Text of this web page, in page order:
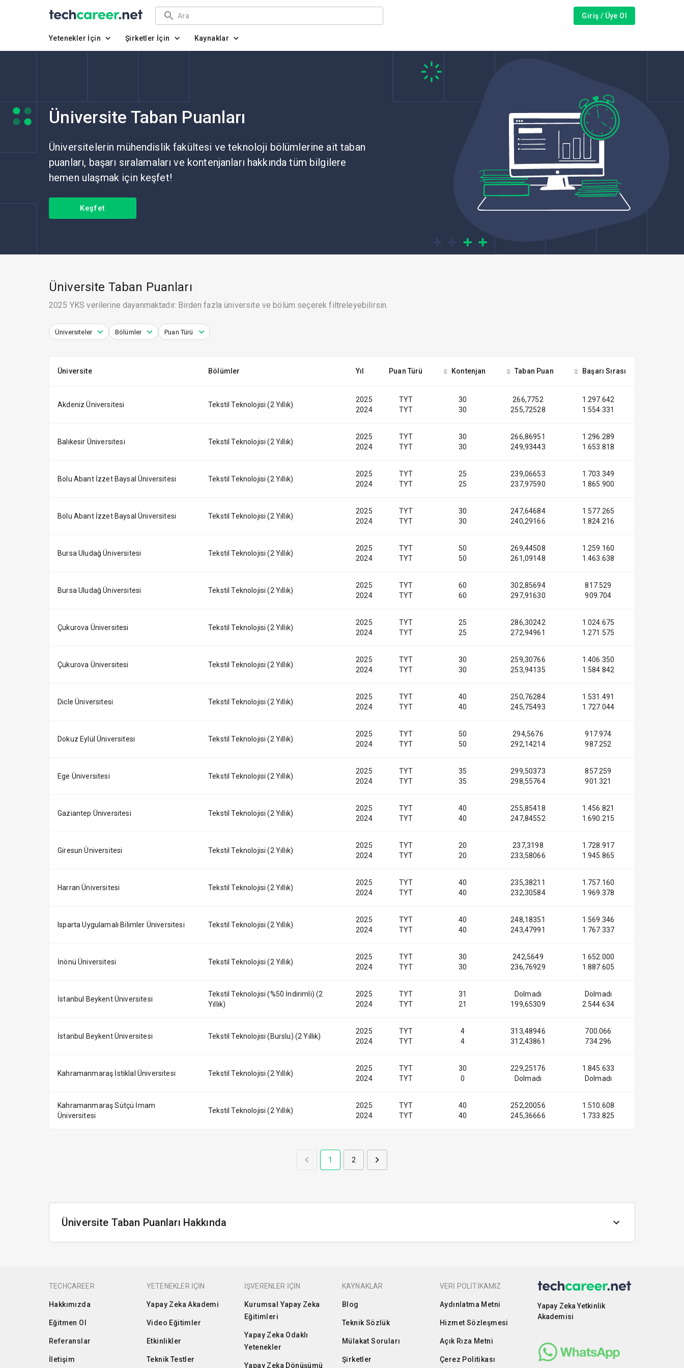
Giriş / Üye Ol
Yetenekler İçin Şirketler İçin Kaynaklar
Üniversite Taban Puanları
Üniversitelerin mühendislik fakültesi ve teknoloji bölümlerine ait taban
puanları, başarı sıralamaları ve kontenjanları hakkında tüm bilgilere
hemen ulaşmak için keşfet!
Keşfet
Üniversite Taban Puanları
2025 YKS verilerine dayanmaktadır. Birden fazla üniversite ve bölüm seçerek filtreleyebilirsin.
Üniversiteler Bölümler Puan Türü
Üniversite Bölümler Yıl Puan Türü Kontenjan Taban Puan Başarı Sırası
Akdeniz Üniversitesi Tekstil Teknolojisi (2 Yıllık)
2025
2024
TYT
TYT
30
30
266,7752
255,72528
1.297.642
1.554.331
Balıkesir Üniversitesi Tekstil Teknolojisi (2 Yıllık)
2025
2024
TYT
TYT
30
30
266,86951
249,93443
1.296.289
1.653.818
Bolu Abant İzzet Baysal Üniversitesi Tekstil Teknolojisi (2 Yıllık)
2025
2024
TYT
TYT
25
25
239,06653
237,97590
1.703.349
1.865.900
Bolu Abant İzzet Baysal Üniversitesi Tekstil Teknolojisi (2 Yıllık)
2025
2024
TYT
TYT
30
30
247,64684
240,29166
1.577.265
1.824.216
Bursa Uludağ Üniversitesi Tekstil Teknolojisi (2 Yıllık)
2025
2024
TYT
TYT
50
50
269,44508
261,09148
1.259.160
1.463.638
Bursa Uludağ Üniversitesi Tekstil Teknolojisi (2 Yıllık)
2025
2024
TYT
TYT
60
60
302,85694
297,91630
817.529
909.704
Çukurova Üniversitesi Tekstil Teknolojisi (2 Yıllık)
2025
2024
TYT
TYT
25
25
286,30242
272,94961
1.024.675
1.271.575
Çukurova Üniversitesi Tekstil Teknolojisi (2 Yıllık)
2025
2024
TYT
TYT
30
30
259,30766
253,94135
1.406.350
1.584.842
Dicle Üniversitesi Tekstil Teknolojisi (2 Yıllık)
2025
2024
TYT
TYT
40
40
250,76284
245,75493
1.531.491
1.727.044
Dokuz Eylül Üniversitesi Tekstil Teknolojisi (2 Yıllık)
2025
2024
TYT
TYT
50
50
294,5676
292,14214
917.974
987.252
Ege Üniversitesi Tekstil Teknolojisi (2 Yıllık)
2025
2024
TYT
TYT
35
35
299,50373
298,55764
857.259
901.321
Gaziantep Üniversitesi Tekstil Teknolojisi (2 Yıllık)
2025
2024
TYT
TYT
40
40
255,85418
247,84552
1.456.821
1.690.215
Giresun Üniversitesi Tekstil Teknolojisi (2 Yıllık)
2025
2024
TYT
TYT
20
20
237,3198
233,58066
1.728.917
1.945.865
Harran Üniversitesi Tekstil Teknolojisi (2 Yıllık)
2025
2024
TYT
TYT
40
40
235,38211
232,30584
1.757.160
1.969.378
Isparta Uygulamalı Bilimler Üniversitesi Tekstil Teknolojisi (2 Yıllık)
2025
2024
TYT
TYT
40
40
248,18351
243,47991
1.569.346
1.767.337
İnönü Üniversitesi Tekstil Teknolojisi (2 Yıllık)
2025
2024
TYT
TYT
30
30
242,5649
236,76929
1.652.000
1.887.605
İstanbul Beykent Üniversitesi
Tekstil Teknolojisi (%50 İndirimli) (2
Yıllık)
2025
2024
TYT
TYT
31
21
Dolmadı
199,65309
Dolmadı
2.544.634
İstanbul Beykent Üniversitesi Tekstil Teknolojisi (Burslu) (2 Yıllık)
2025
2024
TYT
TYT
4
4
313,48946
312,43861
700.066
734.296
Kahramanmaraş İstiklal Üniversitesi Tekstil Teknolojisi (2 Yıllık)
2025
2024
TYT
TYT
30
0
229,25176
Dolmadı
1.845.633
Dolmadı
Kahramanmaraş Sütçü İmam
Üniversitesi
Tekstil Teknolojisi (2 Yıllık)
2025
2024
TYT
TYT
40
40
252,20056
245,36666
1.510.608
1.733.825
1 2
Üniversite Taban Puanları Hakkında
TECHCAREER
Hakkımızda
Eğitmen Ol
Referanslar
İletişim
YETENEKLER İÇİN
Yapay Zeka Akademi
Video Eğitimler
Etkinlikler
Teknik Testler
İŞVERENLER İÇİN
Kurumsal Yapay Zeka
Eğitimleri
Yapay Zeka Odaklı
Yetenekler
Yapay Zeka Dönüşümü
KAYNAKLAR
Blog
Teknik Sözlük
Mülakat Soruları
Şirketler
VERİ POLİTİKAMIZ
Aydınlatma Metni
Hizmet Sözleşmesi
Açık Rıza Metni
Çerez Politikası
Yapay Zeka Yetkinlik
Akademisi